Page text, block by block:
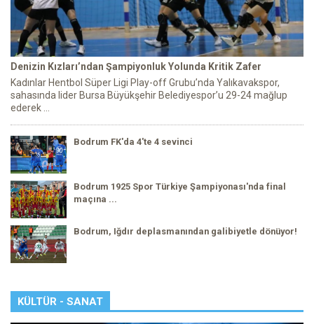
Denizin Kızları’ndan Şampiyonluk Yolunda Kritik Zafer
Kadınlar Hentbol Süper Ligi Play-off Grubu’nda Yalıkavakspor,
sahasında lider Bursa Büyükşehir Belediyespor’u 29-24 mağlup
ederek ...
Bodrum FK'da 4'te 4 sevinci
Bodrum 1925 Spor Türkiye Şampiyonası'nda final
maçına ...
Bodrum, Iğdır deplasmanından galibiyetle dönüyor!
KÜLTÜR - SANAT